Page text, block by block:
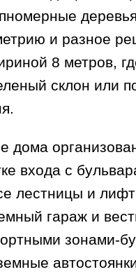
и разное
8 метров,
склон или
дома
входа с
лестницы и
гараж и
зонами-